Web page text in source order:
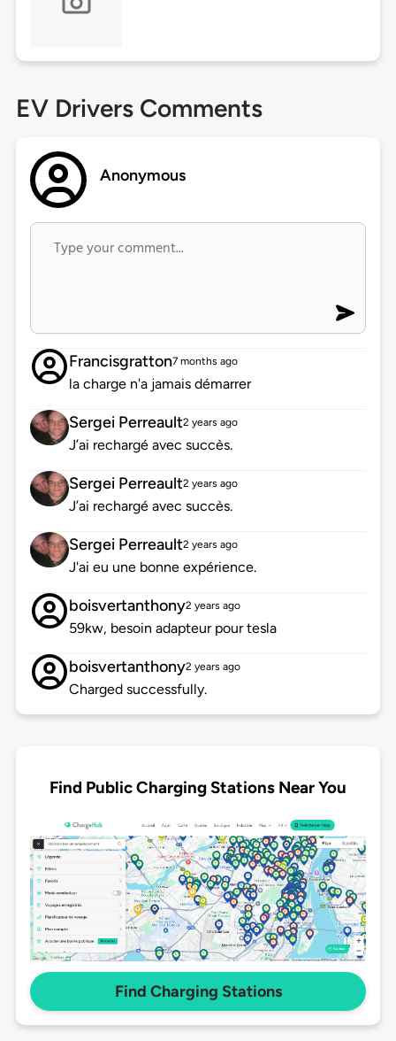
EV Drivers Comments
Anonymous
Francisgratton7 months ago
la charge n'a jamais démarrer
Sergei Perreault2 years ago
J’ai rechargé avec succès.
Sergei Perreault2 years ago
J’ai rechargé avec succès.
Sergei Perreault2 years ago
J'ai eu une bonne expérience.
boisvertanthony2 years ago
59kw, besoin adapteur pour tesla
boisvertanthony2 years ago
Charged successfully.
Find Public Charging Stations Near You
Find Charging Stations